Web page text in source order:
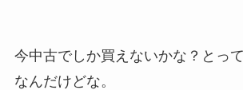
今中古でしか買えないかな？とっ
なんだけどな。